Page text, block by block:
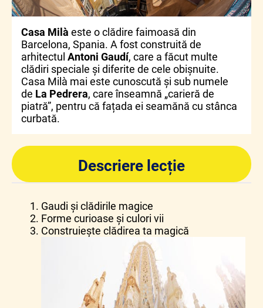
Casa Milà este o clădire faimoasă din
Barcelona, Spania. A fost construită de
arhitectul Antoni Gaudí, care a făcut multe
clădiri speciale și diferite de cele obișnuite.
Casa Milà mai este cunoscută și sub numele
de La Pedrera, care înseamnă „carieră de
piatră”, pentru că fațada ei seamănă cu stânca
curbată.
Descriere lecție
Gaudi și clădirile magice
Forme curioase și culori vii
Construiește clădirea ta magică